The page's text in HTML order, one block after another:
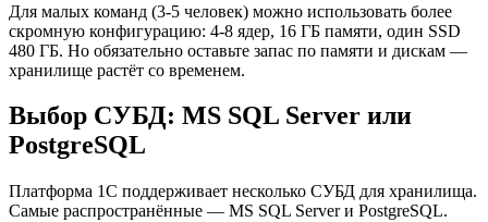
Для малых команд (3-5 человек) можно использовать более
скромную конфигурацию: 4-8 ядер, 16 ГБ памяти, один SSD
480 ГБ. Но обязательно оставьте запас по памяти и дискам —
хранилище растёт со временем.
Выбор СУБД: MS SQL Server или
PostgreSQL
Платформа 1С поддерживает несколько СУБД для хранилища.
Самые распространённые — MS SQL Server и PostgreSQL.